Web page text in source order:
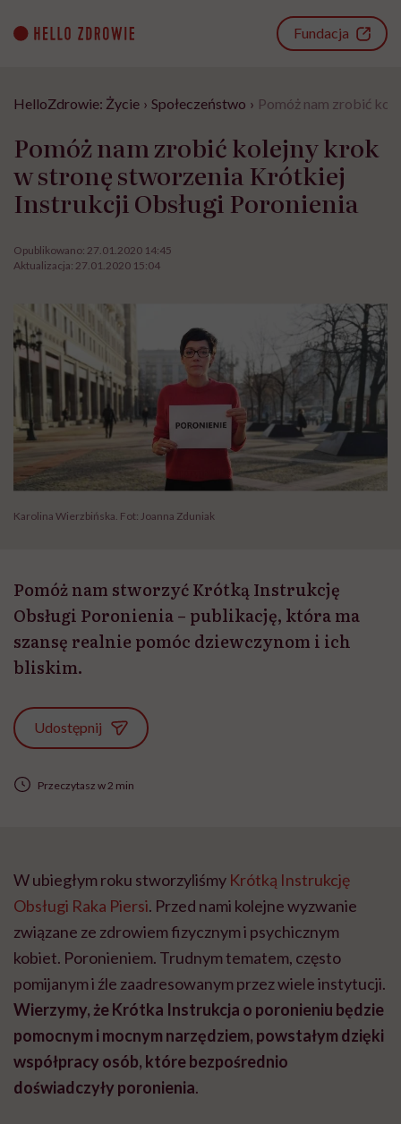
content
Fundacja
HelloZdrowie: Życie › Społeczeństwo › Pomóż nam zrobić
Pomóż nam zrobić kolejny krok
w stronę stworzenia Krótkiej
Instrukcji Obsługi Poronienia
Opublikowano: 27.01.2020 14:45
Aktualizacja: 27.01.2020 15:04
Karolina Wierzbińska. Fot: Joanna Zduniak
Pomóż nam stworzyć Krótką Instrukcję
Obsługi Poronienia – publikację, która ma
szansę realnie pomóc dziewczynom i ich
bliskim.
Udostępnij
Przeczytasz w 2 min
W ubiegłym roku stworzyliśmy Krótką Instrukcję
Obsługi Raka Piersi. Przed nami kolejne wyzwanie
związane ze zdrowiem fizycznym i psychicznym
kobiet. Poronieniem. Trudnym tematem, często
pomijanym i źle zaadresowanym przez wiele instytucji.
Wierzymy, że Krótka Instrukcja o poronieniu będzie
pomocnym i mocnym narzędziem, powstałym dzięki
współpracy osób, które bezpośrednio
doświadczyły poronienia.